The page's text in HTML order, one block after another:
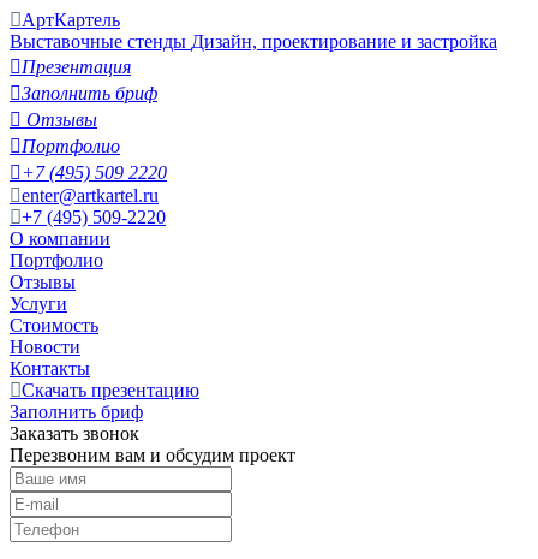
АртКартель
Выставочные стенды Дизайн, проектирование и застройка
Презентация
Заполнить бриф
 Отзывы
Портфолио
+7 (495) 509 2220
enter@artkartel.ru
+7 (495) 509-2220
О компании
Портфолио
Отзывы
Услуги
Стоимость
Новости
Контакты
Скачать презентацию
Заполнить бриф
Заказать звонок
Перезвоним вам и обсудим проект